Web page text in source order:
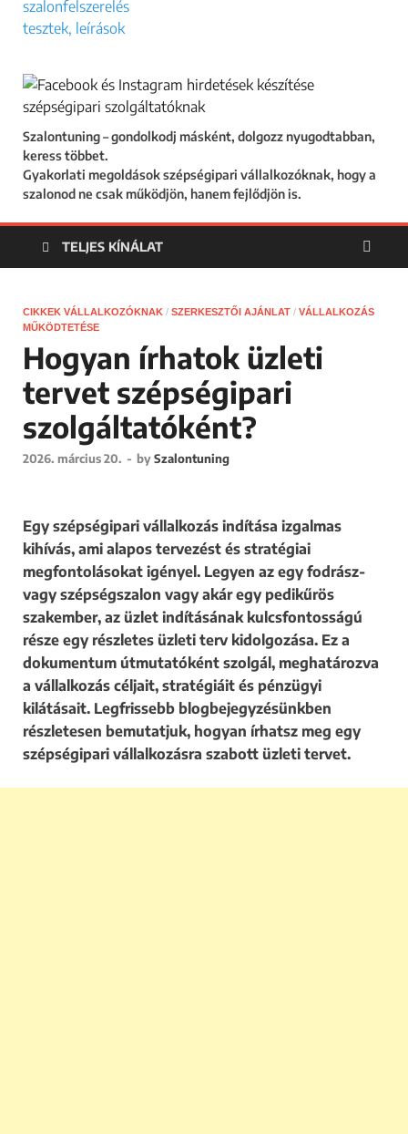
Szalontuning – gondolkodj másként, dolgozz nyugodtabban,
keress többet.
Gyakorlati megoldások szépségipari vállalkozóknak, hogy a
szalonod ne csak működjön, hanem fejlődjön is.
TELJES KÍNÁLAT
CIKKEK VÁLLALKOZÓKNAK / SZERKESZTŐI AJÁNLAT / VÁLLALKOZÁS
MŰKÖDTETÉSE
Hogyan írhatok üzleti
tervet szépségipari
szolgáltatóként?
2026. március 20. - bySzalontuning
Egy szépségipari vállalkozás indítása izgalmas
kihívás, ami alapos tervezést és stratégiai
megfontolásokat igényel. Legyen az egy fodrász-
vagy szépségszalon vagy akár egy pedikűrös
szakember, az üzlet indításának kulcsfontosságú
része egy részletes üzleti terv kidolgozása. Ez a
dokumentum útmutatóként szolgál, meghatározva
a vállalkozás céljait, stratégiáit és pénzügyi
kilátásait. Legfrissebb blogbejegyzésünkben
részletesen bemutatjuk, hogyan írhatsz meg egy
szépségipari vállalkozásra szabott üzleti tervet.